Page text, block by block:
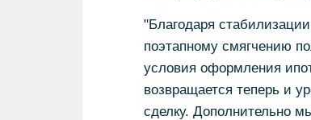
"Благодаря
поэтапному смягчению
условия оформления
возвращается теперь и
сделку. Дополнительно